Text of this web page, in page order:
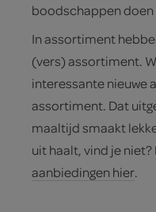
boodschappen doen
In assortiment
(vers) assortiment.
interessante nieuwe
assortiment. Dat
maaltijd smaakt
uit haalt, vind je niet?
aanbiedingen hier.